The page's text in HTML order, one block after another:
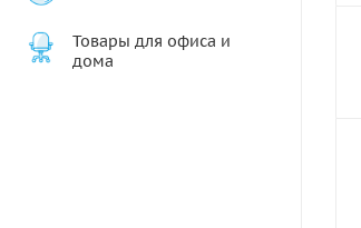
Товары для офиса и
дома